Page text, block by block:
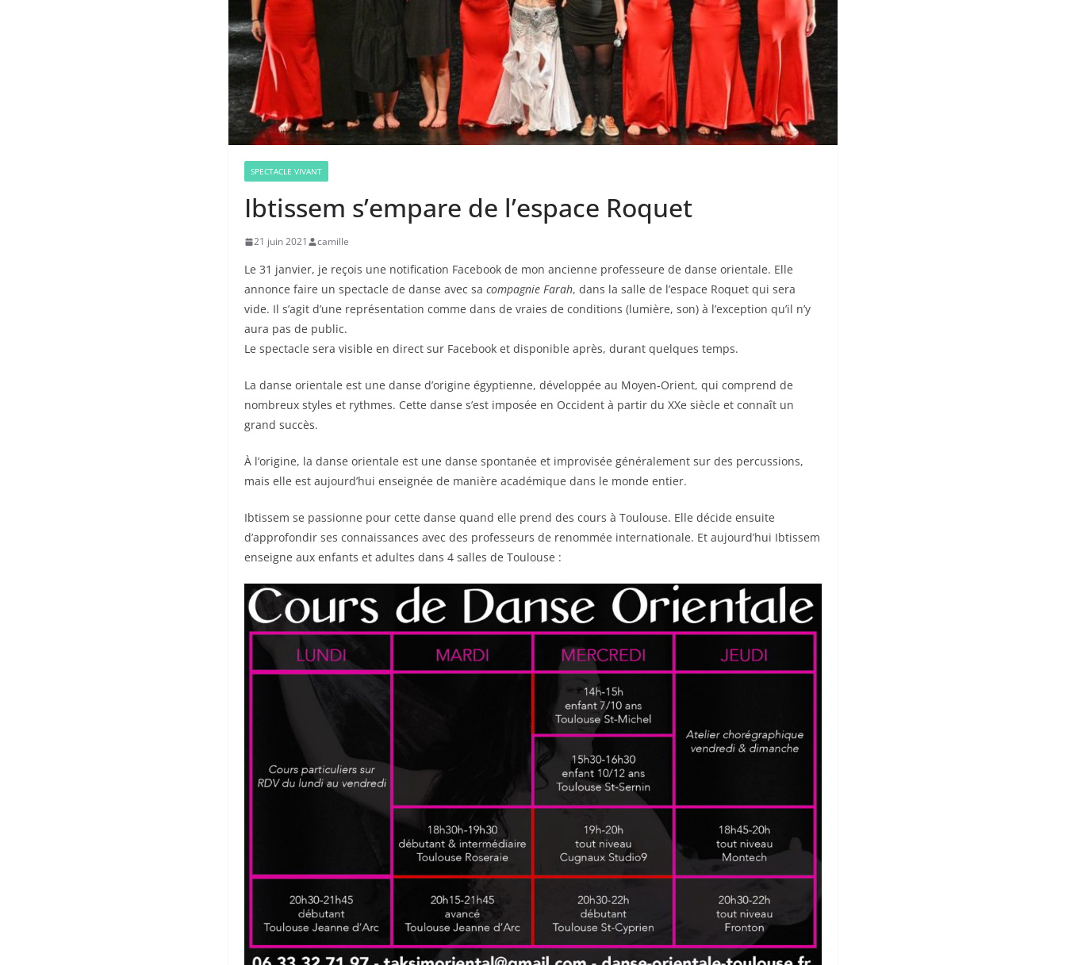
SPECTACLE VIVANT
Ibtissem s’empare de l’espace Roquet
21 juin 2021 camille
Le 31 janvier, je reçois une notification Facebook de mon ancienne professeure de danse orientale. Elle
annonce faire un spectacle de danse avec sa compagnie Farah, dans la salle de l’espace Roquet qui sera
vide. Il s’agit d’une représentation comme dans de vraies de conditions (lumière, son) à l’exception qu’il n’y
aura pas de public.
Le spectacle sera visible en direct sur Facebook et disponible après, durant quelques temps.
La danse orientale est une danse d’origine égyptienne, développée au Moyen-Orient, qui comprend de
nombreux styles et rythmes. Cette danse s’est imposée en Occident à partir du XXe siècle et connaît un
grand succès.
À l’origine, la danse orientale est une danse spontanée et improvisée généralement sur des percussions,
mais elle est aujourd’hui enseignée de manière académique dans le monde entier.
Ibtissem se passionne pour cette danse quand elle prend des cours à Toulouse. Elle décide ensuite
d’approfondir ses connaissances avec des professeurs de renommée internationale. Et aujourd’hui Ibtissem
enseigne aux enfants et adultes dans 4 salles de Toulouse :